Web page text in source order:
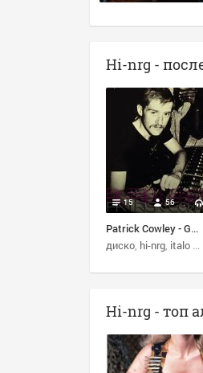
Hi-nrg -
Patrick Cowley - Gold
15 56
диско hi-nrg italo disco
Hi-nrg - топ